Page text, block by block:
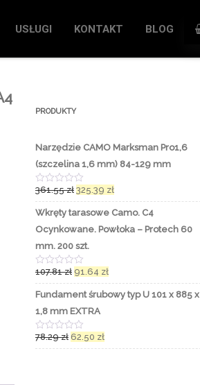
USŁUGI KONTAKT BLOG
PRODUKTY
Narzędzie CAMO Marksman Pro1,6
(szczelina 1,6 mm) 84-129 mm
O
c
e
n
i
n
o
0
n
5
361.55zł 325.39 zł
Wkręty tarasowe Camo. C4
Ocynkowane. Powłoka – Protech 60
mm. 200 szt.
O
c
e
n
i
n
o
107.81zł 91.64 zł
Fundament śrubowy typ U 101 x 885 x
1,8 mm EXTRA
O
c
78.29zł 62.50 zł